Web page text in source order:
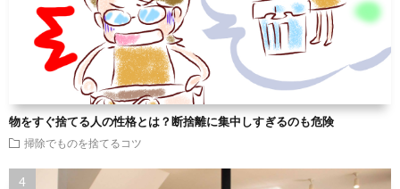
物をすぐ捨てる人の性格とは？断捨離に集中しすぎるのも危険
掃除でものを捨てるコツ